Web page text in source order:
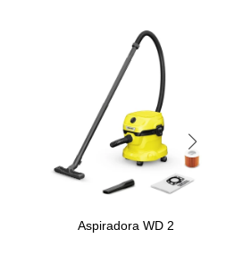
Aspiradora WD 2